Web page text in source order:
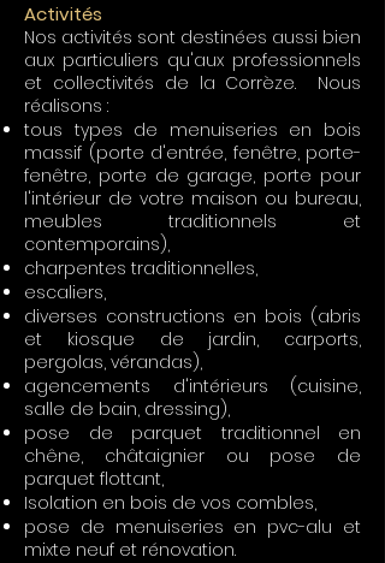
Activités
Nos activités sont destinées aussi bien
aux particuliers qu'aux professionnels
et collectivités de la Corrèze. Nous
réalisons :
tous types de menuiseries en bois
massif (porte d'entrée, fenêtre, porte-
fenêtre, porte de garage, porte pour
l'intérieur de votre maison ou bureau,
meubles traditionnels et
contemporains),
charpentes traditionnelles,
escaliers,
diverses constructions en bois (abris
et kiosque de jardin, carports,
pergolas, vérandas),
agencements d'intérieurs (cuisine,
salle de bain, dressing),
pose de parquet traditionnel en
chêne, châtaignier ou pose de
parquet flottant,
Isolation en bois de vos combles,
pose de menuiseries en pvc-alu et
mixte neuf et rénovation.